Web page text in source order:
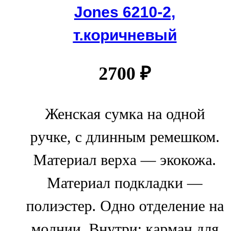
Jones 6210-2,
т.коричневый
2700 ₽
Женская сумка на одной
ручке, с длинным ремешком.
Материал верха — экокожа.
Материал подкладки —
полиэстер. Одно отделение на